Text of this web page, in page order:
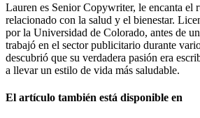
Lauren es Senior Copywriter, le encanta el
relacionado con la salud y el bienestar.
por la Universidad de Colorado, antes de
trabajó en el sector publicitario durante
descubrió que su verdadera pasión era
a llevar un estilo de vida más saludable.
El artículo también está disponible en